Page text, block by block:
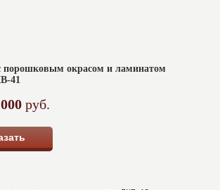
порошковым окрасом и ламинатом
41
000руб.